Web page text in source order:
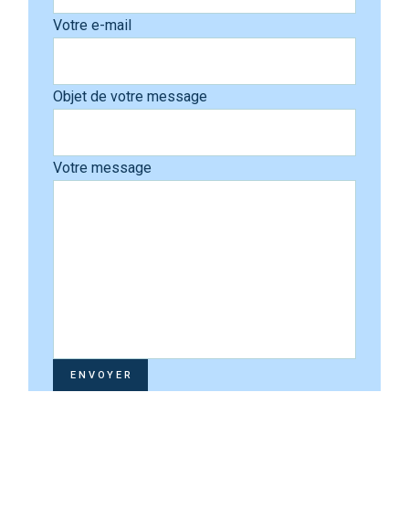
Votre e-mail
Objet de votre message
Votre message
ENVOYER